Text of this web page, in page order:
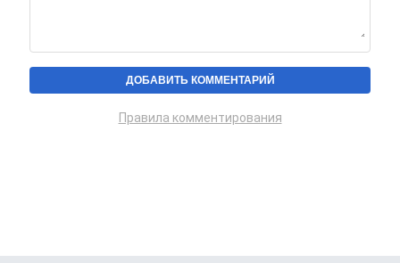
Правила комментирования